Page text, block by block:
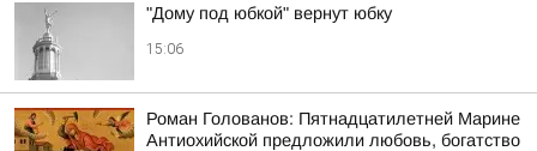
"Дому под юбкой" вернут юбку
15:06
Роман Голованов: Пятнадцатилетней Марине
Антиохийской предложили любовь, богатство